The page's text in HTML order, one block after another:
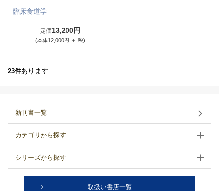
臨床食道学
定価13,200円
(本体12,000円 ＋ 税)
23件あります
新刊書一覧
カテゴリから探す
シリーズから探す
取扱い書店一覧